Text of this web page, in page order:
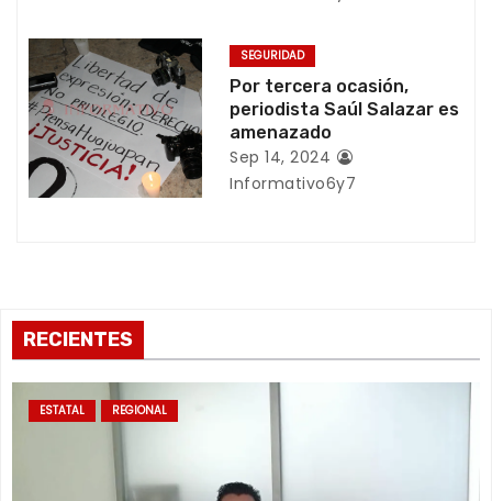
n
t
r
a
s
SEGURIDAD
Por tercera ocasión,
periodista Saúl Salazar es
amenazado
Sep 14, 2024
Informativo6y7
RECIENTES
ESTATAL REGIONAL